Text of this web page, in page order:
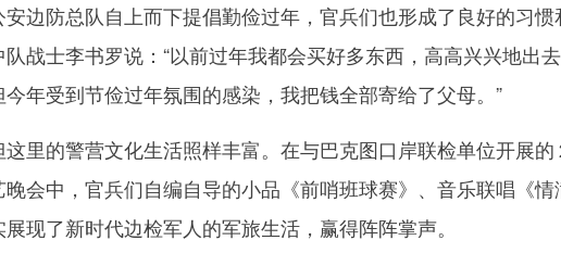
防总队自上而下提倡勤俭过年，官兵们也形成了良好的习惯
战士李书罗说：“以前过年我都会买好多东西，高高兴兴地出
年受到节俭过年氛围的感染，我把钱全部寄给了父母。”
的警营文化生活照样丰富。在与巴克图口岸联检单位开展的
晚会中，官兵们自编自导的小品《前哨班球赛》、音乐联唱《情
现了新时代边检军人的军旅生活，赢得阵阵掌声。